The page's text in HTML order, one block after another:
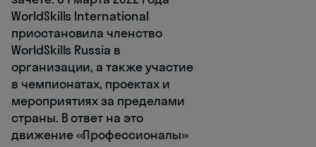
WorldSkills International
приостановила членство
WorldSkills Russia в
организации, а также участие
в чемпионатах, проектах и
мероприятиях за пределами
страны. В ответ на это
движение «Профессионалы»